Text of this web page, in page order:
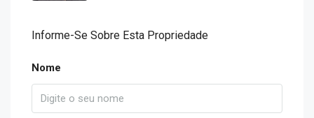
Informe-Se Sobre Esta Propriedade
Nome